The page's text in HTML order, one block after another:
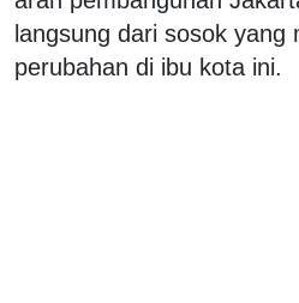
langsung dari sosok yang
perubahan di ibu kota ini.